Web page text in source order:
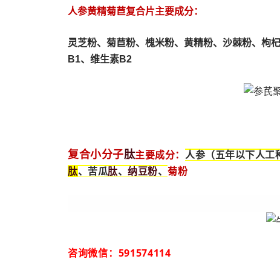
人参黄精菊苣复合片主要成分：
灵芝粉、 菊苣粉、 槐米粉、 黄精粉、沙棘粉、枸
B1、维生素B2
复合小分子肽主要成分： 人参（五年以下人工
肽、苦瓜肽、纳豆粉、菊粉
咨询微信：591574114